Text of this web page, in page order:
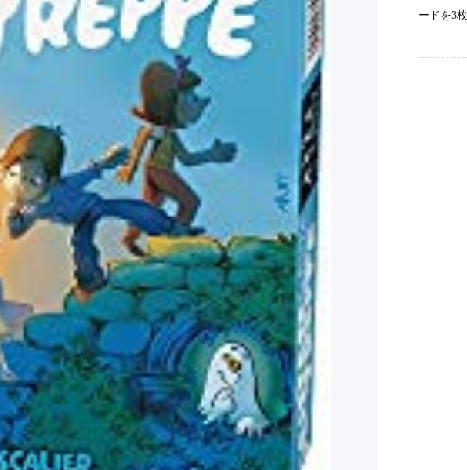
ードを3